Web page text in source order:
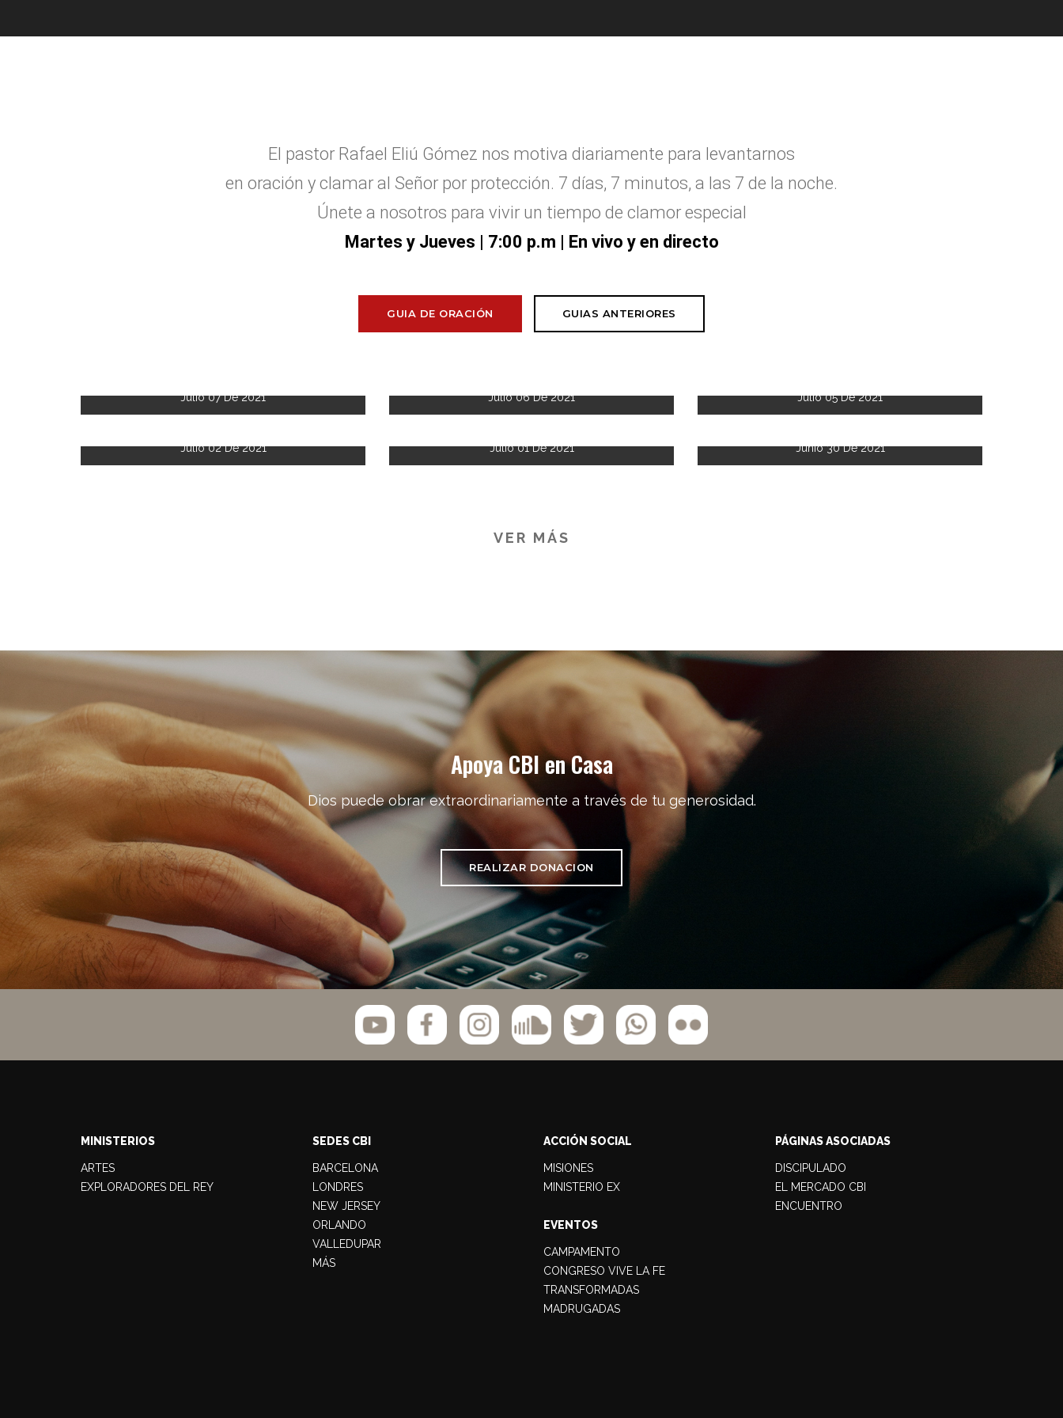
El pastor Rafael Eliú Gómez nos motiva diariamente para levantarnos
en oración y clamar al Señor por protección. 7 días, 7 minutos, a las 7 de la noche.
Únete a nosotros para vivir un tiempo de clamor especial
Martes y Jueves | 7:00 p.m | En vivo y en directo
GUIA DE ORACIÓN GUIAS ANTERIORES
Julio 07 De 2021 Julio 06 De 2021 Julio 05 De 2021
Julio 02 De 2021 Julio 01 De 2021 Junio 30 De 2021
VER MÁS
Apoya CBI en Casa
Dios puede obrar extraordinariamente a través de tu generosidad.
REALIZAR DONACION
MINISTERIOS
ARTES
EXPLORADORES DEL REY
SEDES CBI
BARCELONA
LONDRES
NEW JERSEY
ORLANDO
VALLEDUPAR
MÁS
ACCIÓN SOCIAL
MISIONES
MINISTERIO EX
EVENTOS
CAMPAMENTO
CONGRESO VIVE LA FE
TRANSFORMADAS
MADRUGADAS
PÁGINAS ASOCIADAS
DISCIPULADO
EL MERCADO CBI
ENCUENTRO